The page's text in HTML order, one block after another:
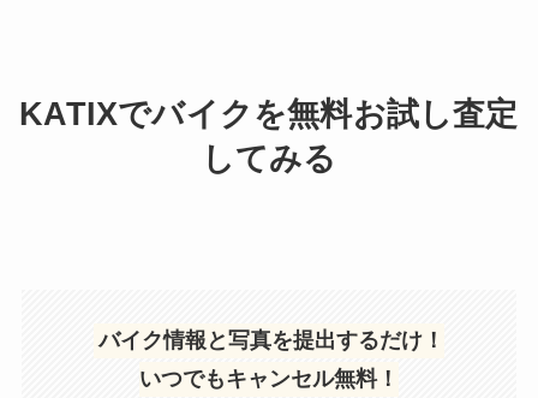
KATIXでバイクを無料お試し査定
してみる
バイク情報と写真を提出するだけ！
いつでもキャンセル無料！